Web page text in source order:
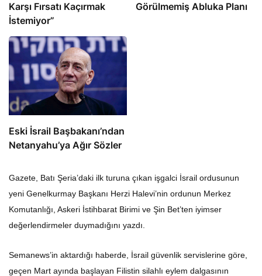
Karşı Fırsatı Kaçırmak
İstemiyor”
Görülmemiş Abluka Planı
Eski İsrail Başbakanı’ndan
Netanyahu’ya Ağır Sözler
Gazete, Batı Şeria’daki ilk turuna çıkan işgalci İsrail ordusunun
yeni Genelkurmay Başkanı Herzi Halevi’nin ordunun Merkez
Komutanlığı, Askeri İstihbarat Birimi ve Şin Bet’ten iyimser
değerlendirmeler duymadığını yazdı.
Semanews’in aktardığı haberde, İsrail güvenlik servislerine göre,
geçen Mart ayında başlayan Filistin silahlı eylem dalgasının